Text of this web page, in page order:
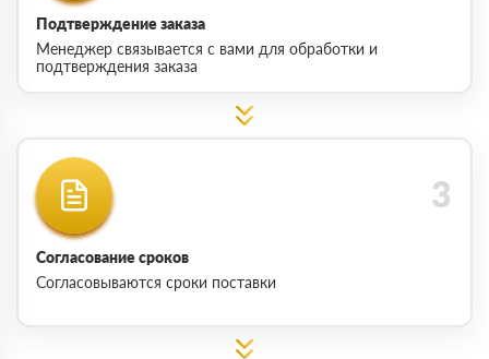
Подтверждение заказа
Менеджер связывается с вами для обработки и
подтверждения заказа
Согласование сроков
Согласовываются сроки поставки